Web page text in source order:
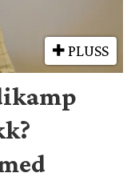
PLUSS